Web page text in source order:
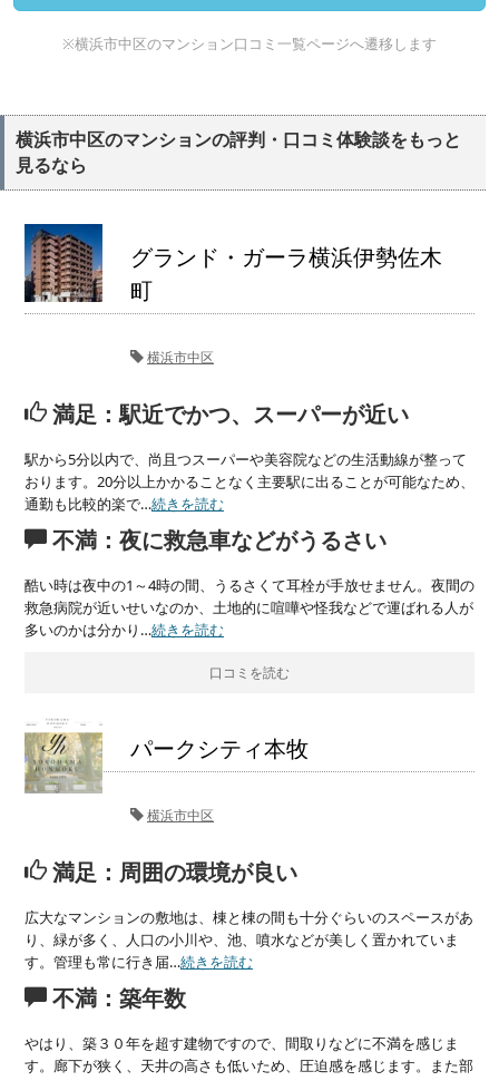
※横浜市中区のマンション口コミ一覧ページへ遷移します
横浜市中区のマンションの評判・口コミ体験談をもっと
見るなら
グランド・ガーラ横浜伊勢佐木
町
横浜市中区
満足：駅近でかつ、スーパーが近い
駅から5分以内で、尚且つスーパーや美容院などの生活動線が整って
おります。20分以上かかることなく主要駅に出ることが可能なため、
通勤も比較的楽で…続きを読む
不満：夜に救急車などがうるさい
酷い時は夜中の1～4時の間、うるさくて耳栓が手放せません。夜間の
救急病院が近いせいなのか、土地的に喧嘩や怪我などで運ばれる人が
多いのかは分かり…続きを読む
口コミを読む
パークシティ本牧
横浜市中区
満足：周囲の環境が良い
広大なマンションの敷地は、棟と棟の間も十分ぐらいのスペースがあ
り、緑が多く、人口の小川や、池、噴水などが美しく置かれていま
す。管理も常に行き届…続きを読む
不満：築年数
やはり、築３０年を超す建物ですので、間取りなどに不満を感じま
す。廊下が狭く、天井の高さも低いため、圧迫感を感じます。また部